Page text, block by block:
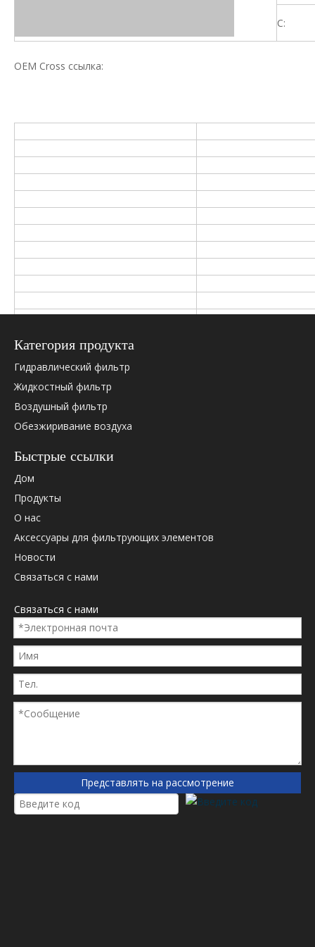
C:
OEM Cross ссылка:
Приложение
электростанции, минной/ресурсной депо, бумажной
гидравлическую станцию ​​фильтрацию, широко
используется в нефтяной, металлургии, химической
промышленности, железной дороге, нефтяном поле,
эксплуатации нефти, авиации фармацевтической фабрики,
электроники, электроники, электроники , Power,
Pharmaceutical, защита окружающей среды, атомная
энергия, ядерная промышленность, природный газ,
системы, системы природного газа и смазочных станций и
Стеклянный масляный фильтр имеет следующие функции
Категория продукта
Гидравлический фильтр
Жидкостный фильтр
Воздушный фильтр
Обезжиривание воздуха
Быстрые ссылки
Дом
Продукты
О нас
Аксессуары для фильтрующих элементов
Новости
Связаться с нами
Связаться с нами
Представлять на рассмотрение